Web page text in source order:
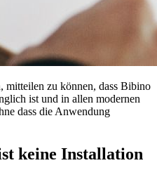
mitteilen zu können, dass Bibino
ist und in allen modernen
dass die Anwendung
keine Installation